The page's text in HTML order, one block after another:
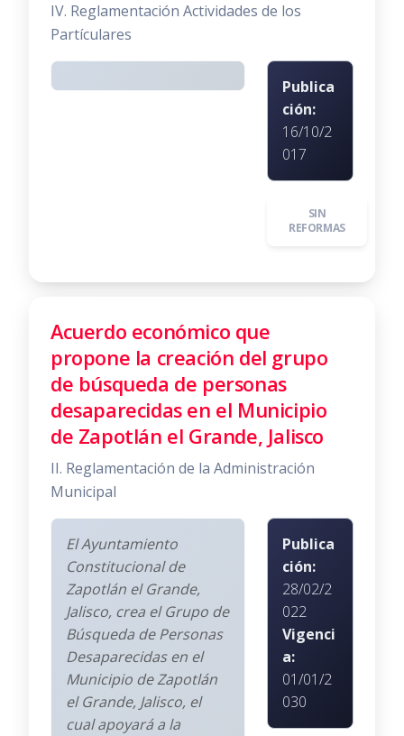
IV. Reglamentación Actividades de los
Partículares
Publica
ción:
16/10/2
017
SIN
REFORMAS
Acuerdo económico que
propone la creación del grupo
de búsqueda de personas
desaparecidas en el Municipio
de Zapotlán el Grande, Jalisco
II. Reglamentación de la Administración
Municipal
El Ayuntamiento
Constitucional de
Zapotlán el Grande,
Jalisco, crea el Grupo de
Búsqueda de Personas
Desaparecidas en el
Municipio de Zapotlán
el Grande, Jalisco, el
cual apoyará a la
Publica
ción:
28/02/2
022
Vigenci
a:
01/01/2
030